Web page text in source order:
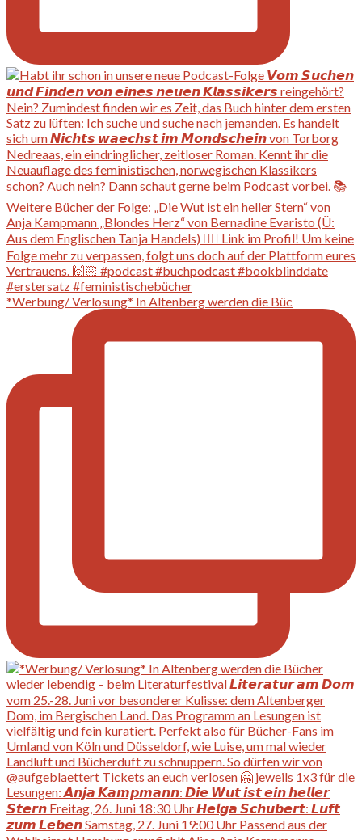
*Werbung/ Verlosung* In Altenberg werden die Büc